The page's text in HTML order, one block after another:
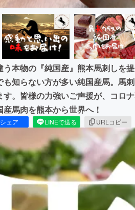
本物の『純国産』熊本馬刺しを
知らない方が多い純国産馬。馬
。皆様の力強いご声援が、コロ
馬肉を熊本から世界へ！
シェア LINEで送る URLコピー